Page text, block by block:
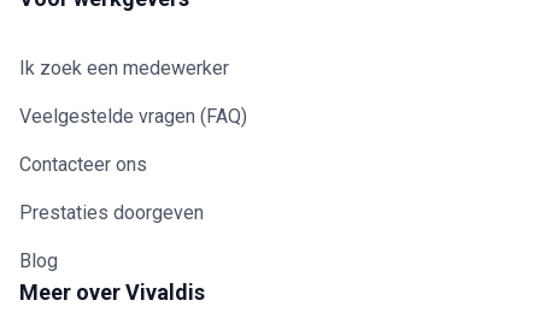
Ik zoek een medewerker
Veelgestelde vragen (FAQ)
Contacteer ons
Prestaties doorgeven
Blog
Meer over Vivaldis